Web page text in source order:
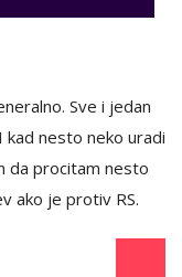
Sve i jedan
nesto neko uradi
da procitam nesto
ako je protiv RS.